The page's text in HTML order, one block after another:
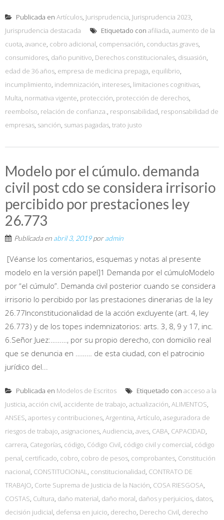
Publicada en Artículos, Jurisprudencia, Jurisprudencia 2023,
Jurisprudencia destacada
Etiquetado con afiliada, aumento de la
cuota, avance, cobro adicional, compensación, conductas graves,
consumidores, daño punitivo, Derechos constitucionales, disuasión,
edad de 36 años, empresa de medicina prepaga, equilibrio,
incumplimiento, indemnización, intereses, limitaciones cognitivas,
Multa, normativa vigente, protección, protección de derechos,
reembolso, relación de confianza., responsabilidad, responsabilidad de
empresas, sanción, sumas pagadas, trato justo
Modelo por el cúmulo. demanda
civil post cdo se considera irrisorio
percibido por prestaciones ley
26.773
Publicada en abril 3, 2019poradmin
[Véanse los comentarios, esquemas y notas al presente
modelo en la versión papel]1 Demanda por el cúmuloModelo
por “el cúmulo”. Demanda civil posterior cuando se considera
irrisorio lo percibido por las prestaciones dinerarias de la ley
26.77Inconstitucionalidad de la acción excluyente (art. 4, ley
26.773) y de los topes indemnizatorios: arts. 3, 8, 9 y 17, inc.
6.Señor Juez:………, por su propio derecho, con domicilio real
que se denuncia en ……… de esta ciudad, con el patrocinio
jurídico del...
Publicada en Modelos de Escritos Etiquetado con acceso a la
Justicia, acción civil, accidente de trabajo, actualización, ALIMENTOS,
ANSES, aportes y contribuciones, Argentina, Artículo, aseguradora de
riesgos de trabajo, asignaciones, Audiencia, aves, CABA, CAPACIDAD,
carrera, Categorías, código, Código Civil, código civil y comercial, código
penal, certificado, cobro, cobro de pesos, comprobantes, Constitución
nacional, CONSTITUCIONAL, constitucionalidad, CONTRATO DE
TRABAJO, Corte Suprema de Justicia de la Nación, COSA RIESGOSA,
COSTAS, Cultura, daño material, daño moral, daños y perjuicios, datos,
decisión judicial, defensa en juicio, derecho, Derecho Civil, derecho